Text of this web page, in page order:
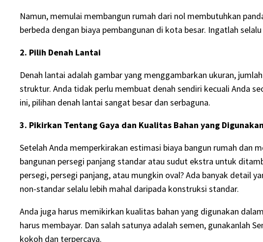
Namun, memulai membangun rumah dari nol membutuhkan
berbeda dengan biaya pembangunan di kota besar. Ingatlah selalu
2. Pilih Denah Lantai
Denah lantai adalah gambar yang menggambarkan ukuran,
struktur. Anda tidak perlu membuat denah sendiri kecuali Anda
ini, pilihan denah lantai sangat besar dan serbaguna.
3. Pikirkan Tentang Gaya dan Kualitas Bahan yang
Setelah Anda memperkirakan estimasi biaya bangun rumah dan
bangunan persegi panjang standar atau sudut ekstra untuk
persegi, persegi panjang, atau mungkin oval? Ada banyak detail
non-standar selalu lebih mahal daripada konstruksi standar.
Anda juga harus memikirkan kualitas bahan yang digunakan
harus membayar. Dan salah satunya adalah semen, gunakanlah
kokoh dan terpercaya.